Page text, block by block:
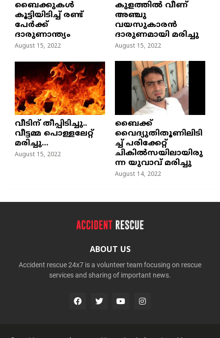
ബൈക്കുകൾ
കൂട്ടിയിടിച്ച് രണ്ട്
പേർക്ക്
ദാരുണാന്ത്യം
August 15, 2022
കുളത്തില്‍ വീണ്
അഞ്ചു
വയസുകാരന്‍
ദാരുണമായി മരിച്ചു
August 15, 2022
വീടിന് തീപ്പിടിച്ചു..
വീട്ടമ്മ പൊള്ളലേറ്റ്
മരിച്ചു…
August 15, 2022
ബൈക്ക്
വൈദ്യുതിതൂണിലിടി
ച്ച്‌ പരിക്കേറ്റ്
ചികില്‍സയിലായിരു
ന്ന യുവാവ് മരിച്ചു
August 14, 2022
ABOUT US
Accident rescue 24x7 is a volunteer team focusing on rescue
services and sharing of important news.